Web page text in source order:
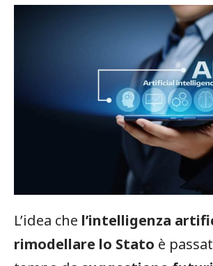
L’idea che l’intelligenza
rimodellare lo Stato è